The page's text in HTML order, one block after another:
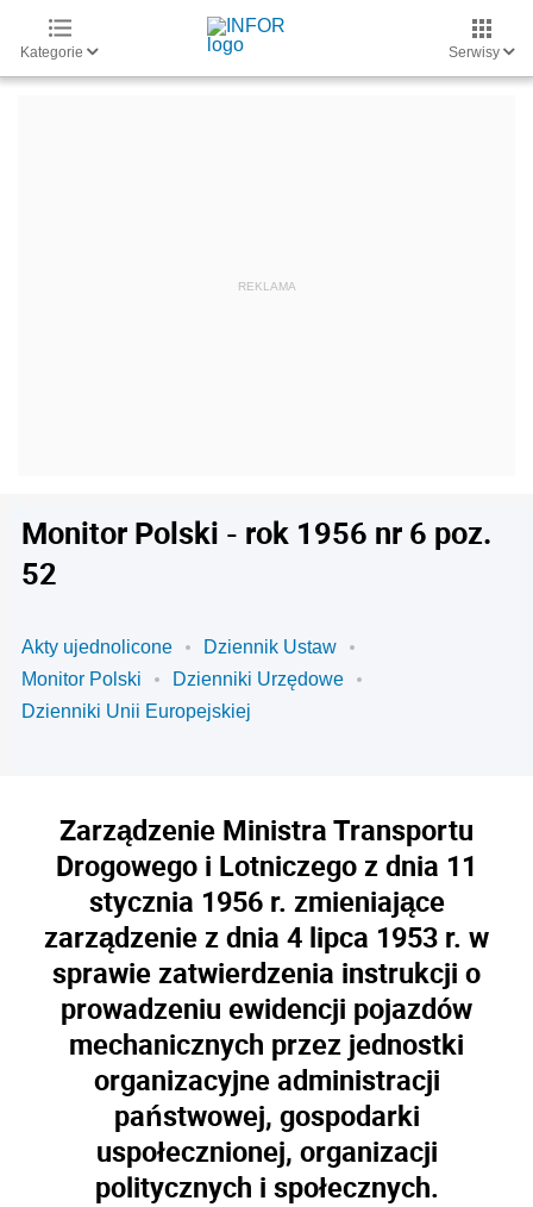
Kategorie Serwisy
Monitor Polski - rok 1956 nr 6 poz.
52
Akty ujednolicone
Dziennik Ustaw
Monitor Polski
Dzienniki Urzędowe
Dzienniki Unii Europejskiej
Zarządzenie Ministra Transportu
Drogowego i Lotniczego z dnia 11
stycznia 1956 r. zmieniające
zarządzenie z dnia 4 lipca 1953 r. w
sprawie zatwierdzenia instrukcji o
prowadzeniu ewidencji pojazdów
mechanicznych przez jednostki
organizacyjne administracji
państwowej, gospodarki
uspołecznionej, organizacji
politycznych i społecznych.